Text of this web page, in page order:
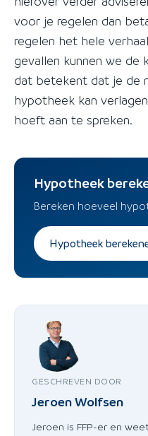
voor je regelen dan
regelen het hele
gevallen kunnen we de
dat betekent dat je de
hypotheek kan
hoeft aan te spreken.
Hypotheek
Bereken hoeveel
Hypotheek
GESCHREVEN DOOR
Jeroen Wolfsen
Jeroen is FFP-er en